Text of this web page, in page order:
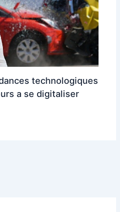
technologiques
a se digitaliser